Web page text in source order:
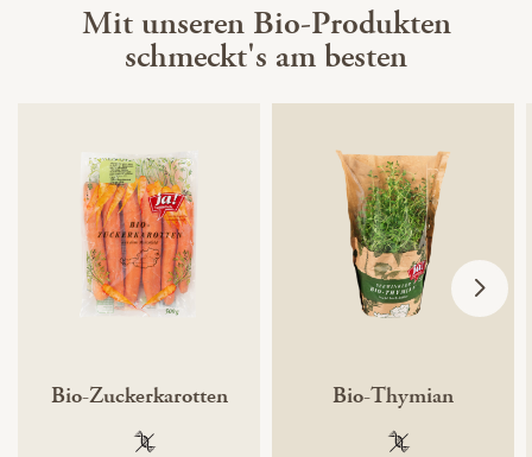
Mit unseren Bio-Produkten
schmeckt's am besten
Bio-Zuckerkarotten
100 % gentechnikfrei
Bio-Thymian
100 %